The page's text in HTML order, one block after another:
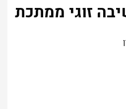
זוגי ממתכת